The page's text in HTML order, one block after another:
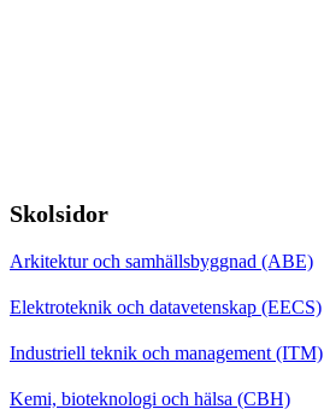
Skolsidor
Arkitektur och samhällsbyggnad (ABE)
Elektroteknik och datavetenskap (EECS)
Industriell teknik och management (ITM)
Kemi, bioteknologi och hälsa (CBH)